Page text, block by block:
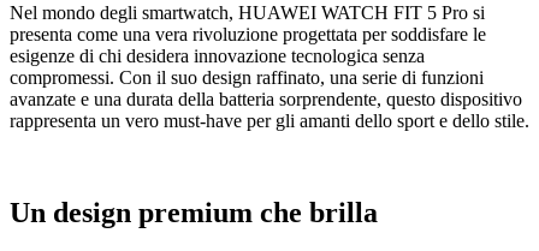
Nel mondo degli smartwatch, HUAWEI WATCH FIT 5 Pro si
presenta come una vera rivoluzione progettata per soddisfare le
esigenze di chi desidera innovazione tecnologica senza
compromessi. Con il suo design raffinato, una serie di funzioni
avanzate e una durata della batteria sorprendente, questo dispositivo
rappresenta un vero must-have per gli amanti dello sport e dello stile.
Un design premium che brilla